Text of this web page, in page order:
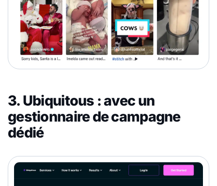
3. Ubiquitous : avec un
gestionnaire de campagne
dédié